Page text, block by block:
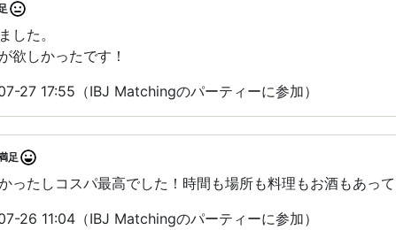
した。
欲しかったです！
27 17:55（IBJ Matchingのパーティーに参加）
足
ったしコスパ最高でした！時間も場所も料理もお酒もあっ
26 11:04（IBJ Matchingのパーティーに参加）